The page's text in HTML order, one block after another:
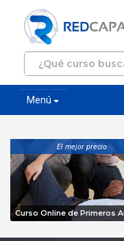
Menú
El mejor precio
Curso Online de Primeros